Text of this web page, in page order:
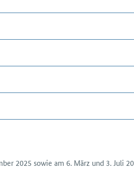
2025 sowie am 6. März und 3. Juli